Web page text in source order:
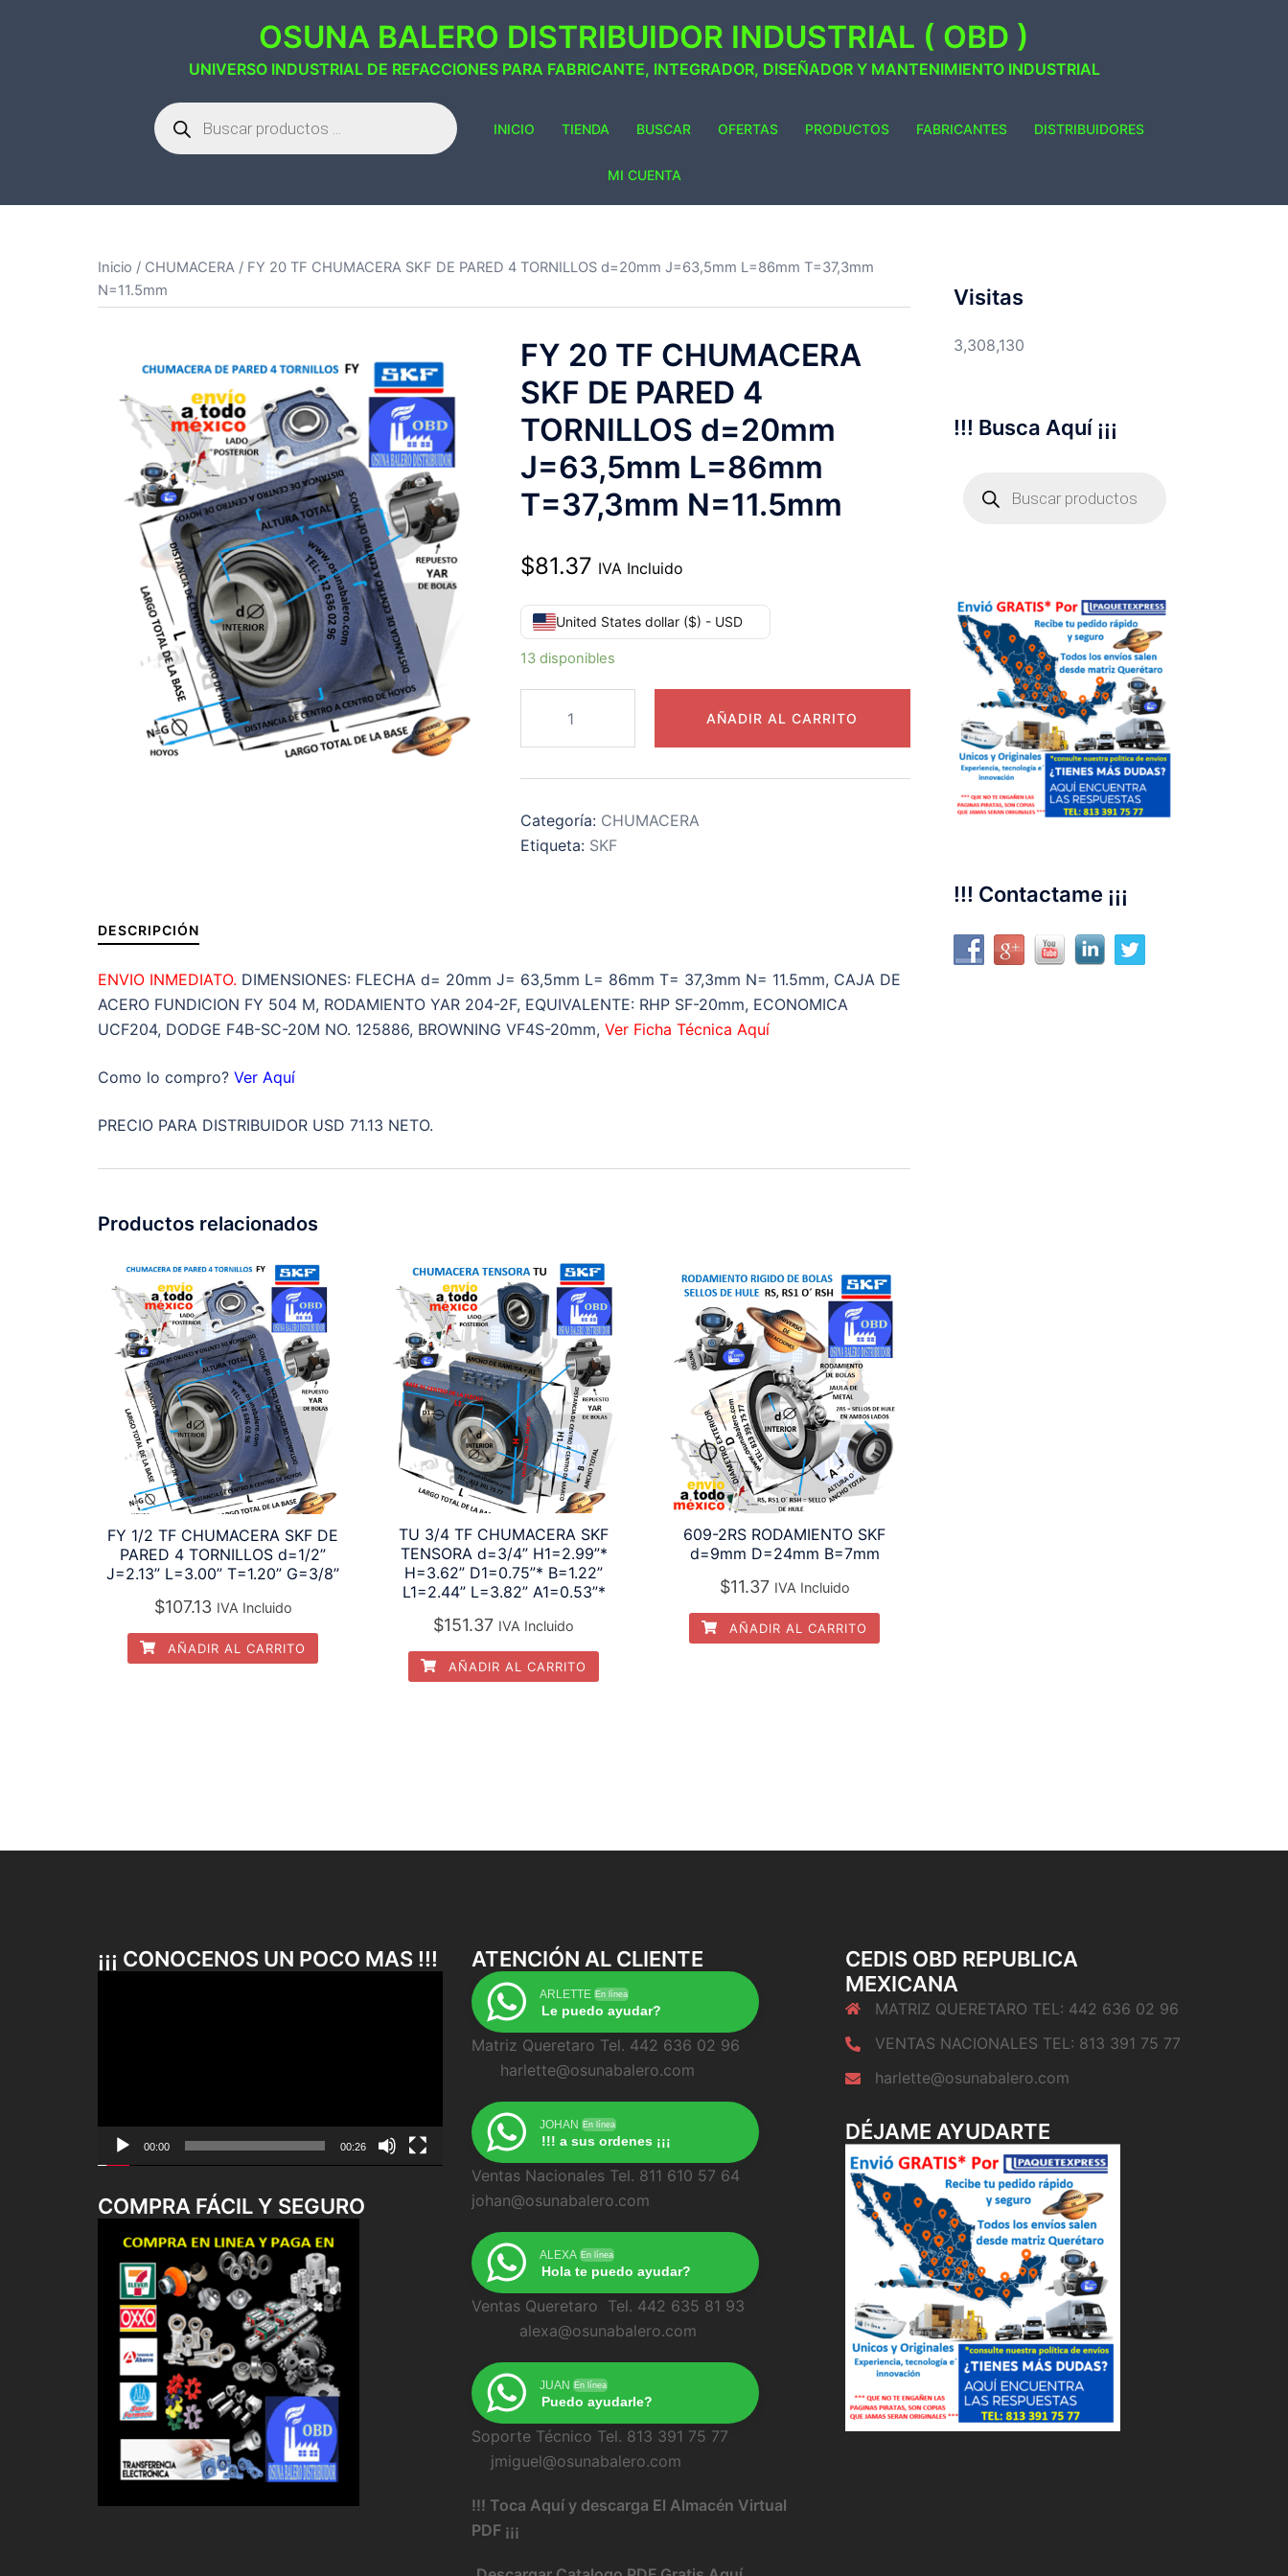
OSUNA BALERO DISTRIBUIDOR INDUSTRIAL ( OBD )
UNIVERSO INDUSTRIAL DE REFACCIONES PARA FABRICANTE, INTEGRADOR, DISEÑADOR Y MANTENIMIENTO INDUSTRIAL
Búsqueda
de
productos
INICIO TIENDA BUSCAR OFERTAS PRODUCTOS FABRICANTES DISTRIBUIDORES
MI CUENTA
Inicio / CHUMACERA / FY 20 TF CHUMACERA SKF DE PARED 4 TORNILLOS d=20mm J=63,5mm L=86mm T=37,3mm
N=11.5mm
FY 20 TF CHUMACERA
SKF DE PARED 4
TORNILLOS d=20mm
J=63,5mm L=86mm
T=37,3mm N=11.5mm
$81.37 IVA Incluido
United States dollar ($) - USD
13 disponibles
TF
CHUMACERA
DE
PARED
L=86mm
T=37,3mm
N=11.5mm
AÑADIR AL CARRITO
Categoría: CHUMACERA
Etiqueta: SKF
DESCRIPCIÓN
ENVIO INMEDIATO. DIMENSIONES: FLECHA d= 20mm J= 63,5mm L= 86mm T= 37,3mm N= 11.5mm, CAJA DE
ACERO FUNDICION FY 504 M, RODAMIENTO YAR 204-2F, EQUIVALENTE: RHP SF-20mm, ECONOMICA
UCF204, DODGE F4B-SC-20M NO. 125886, BROWNING VF4S-20mm, Ver Ficha Técnica Aquí
Como lo compro? Ver Aquí
PRECIO PARA DISTRIBUIDOR USD 71.13 NETO.
Productos relacionados
FY 1/2 TF CHUMACERA SKF DE
PARED 4 TORNILLOS d=1/2”
J=2.13” L=3.00” T=1.20” G=3/8”
$107.13 IVA Incluido
AÑADIR AL CARRITO
TU 3/4 TF CHUMACERA SKF
TENSORA d=3/4” H1=2.99”*
H=3.62” D1=0.75”* B=1.22”
L1=2.44” L=3.82” A1=0.53”*
$151.37 IVA Incluido
AÑADIR AL CARRITO
609-2RS RODAMIENTO SKF
d=9mm D=24mm B=7mm
$11.37 IVA Incluido
AÑADIR AL CARRITO
Visitas
3,308,130
!!! Busca Aquí ¡¡¡
productos
!!! Contactame ¡¡¡
¡¡¡ CONOCENOS UN POCO MAS !!!
00:00 00:26
COMPRA FÁCIL Y SEGURO
ATENCIÓN AL CLIENTE
ARLETTE En línea
Le puedo ayudar?
Matriz Queretaro Tel. 442 636 02 96
harlette@osunabalero.com
JOHAN En línea
!!! a sus ordenes ¡¡¡
Ventas Nacionales Tel. 811 610 57 64
johan@osunabalero.com
ALEXA En línea
Hola te puedo ayudar?
Ventas Queretaro Tel. 442 635 81 93
alexa@osunabalero.com
JUAN En línea
Puedo ayudarle?
Soporte Técnico Tel. 813 391 75 77
jmiguel@osunabalero.com
!!! Toca Aquí y descarga El Almacén Virtual
PDF ¡¡¡
CEDIS OBD REPUBLICA
MEXICANA
MATRIZ QUERETARO TEL: 442 636 02 96
VENTAS NACIONALES TEL: 813 391 75 77
harlette@osunabalero.com
DÉJAME AYUDARTE